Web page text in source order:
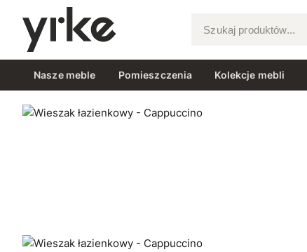
Szukaj produktów...
Nasze meble Pomieszczenia Kolekcje mebli